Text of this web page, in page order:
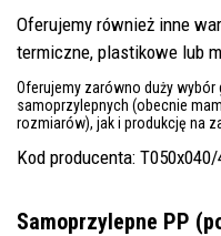
Oferujemy również inne
termiczne, plastikowe lub
Oferujemy zarówno duży
samoprzylepnych (obecnie
rozmiarów), jak i produkcję na
Kod producenta:
Samoprzylepne PP